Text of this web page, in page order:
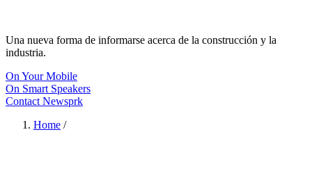
Una nueva forma de informarse acerca de la construcción y la
industria.
On Your Mobile
On Smart Speakers
Contact Newsprk
Home /